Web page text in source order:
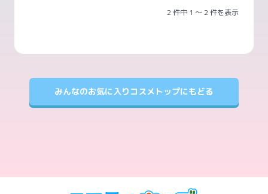
2 件中 1 ～ 2 件を表示
みんなのお気に入りコスメトップにもどる